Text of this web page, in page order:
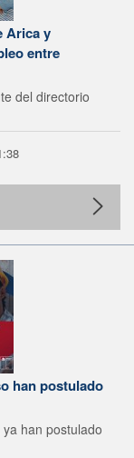
Arica y
entre
del directorio
han postulado
han postulado